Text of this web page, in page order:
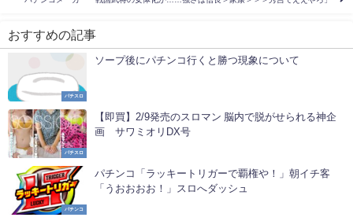
おすすめの記事
パチスロ
ソープ後にパチンコ行くと勝つ現象について
パチスロ
【即買】2/9発売のスロマン 脳内で脱がせられる神企
画 サワミオリDX号
パチンコ
パチンコ「ラッキートリガーで覇権や！」朝イチ客
「うおおおお！」スロへダッシュ